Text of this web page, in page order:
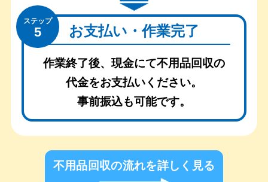
ステップ
5 お支払い・作業完了
作業終了後、現金にて不用品回収の
代金をお支払いください。
事前振込も可能です。
不用品回収の流れを詳しく見る